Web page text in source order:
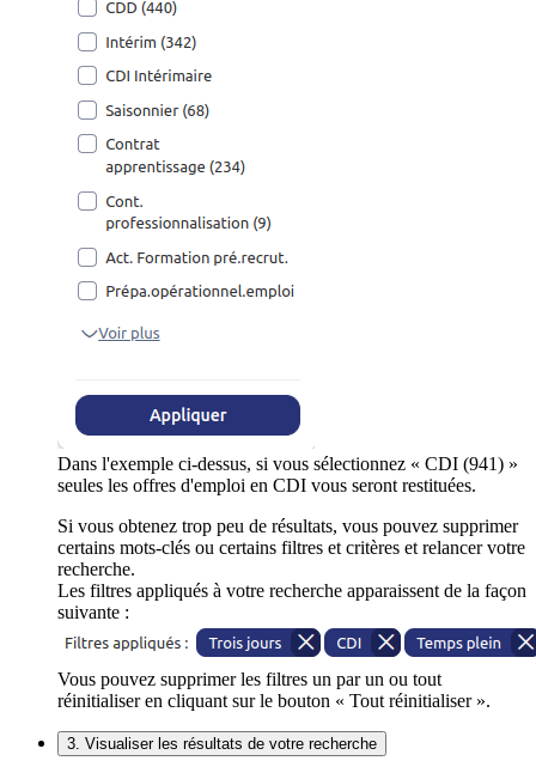
Dans l'exemple ci-dessus, si vous sélectionnez « CDI (941) »
seules les offres d'emploi en CDI vous seront restituées.
Si vous obtenez trop peu de résultats, vous pouvez supprimer
certains mots-clés ou certains filtres et critères et relancer votre
recherche.
Les filtres appliqués à votre recherche apparaissent de la façon
suivante :
Vous pouvez supprimer les filtres un par un ou tout
réinitialiser en cliquant sur le bouton « Tout réinitialiser ».
3. Visualiser les résultats de votre recherche